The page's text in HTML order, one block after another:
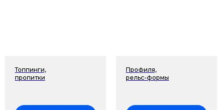
Топпинги,
пропитки
Профиля,
рельс-формы